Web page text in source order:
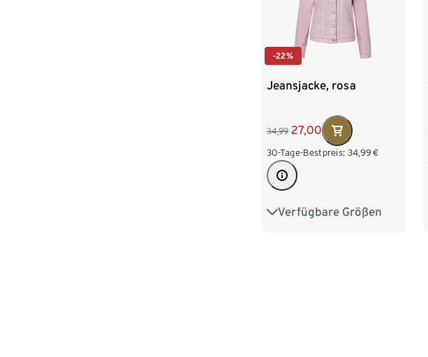
-22%
Jeansjacke, rosa
34,99 27,00
30-Tage-Bestpreis: 34,99€
Verfügbare Größen
36 38 40 42